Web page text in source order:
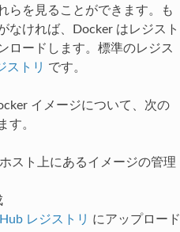
らを見ることができます。も
なければ、Docker はレジスト
ロードします。標準のレジス
ストリ です。
イメージについて、次の
す。
スト上にあるイメージの管理
レジストリ にアップロード